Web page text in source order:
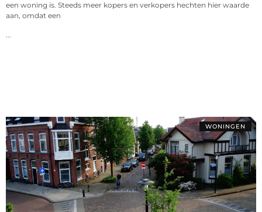
een woning is. Steeds meer kopers en verkopers hechten hier waarde
aan, omdat een
WONINGEN